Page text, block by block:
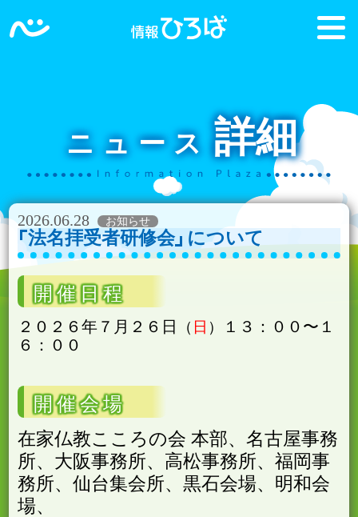
ニュース 詳細
2026.06.28
法名拝受者研修会 について
開催日程
２０２６年７月２６日 日
１３：００〜１
６：００
開催会場
在家仏教こころの会 本部、名古屋事務
所、大阪事務所、高松事務所、福岡事
務所、仙台集会所、黒石会場、明和会
場、